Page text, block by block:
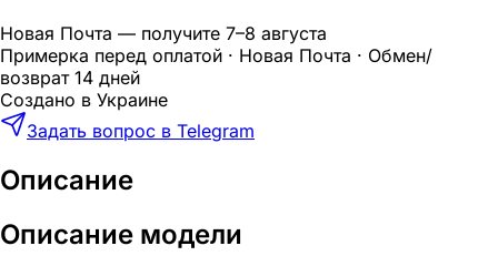
Новая Почта — получите 7–8 августа
Примерка перед оплатой · Новая Почта · Обмен/
возврат 14 дней
Создано в Украине
Задать вопрос в Telegram
Описание
Описание модели